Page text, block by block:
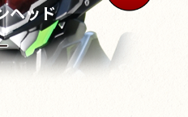
ヘッド